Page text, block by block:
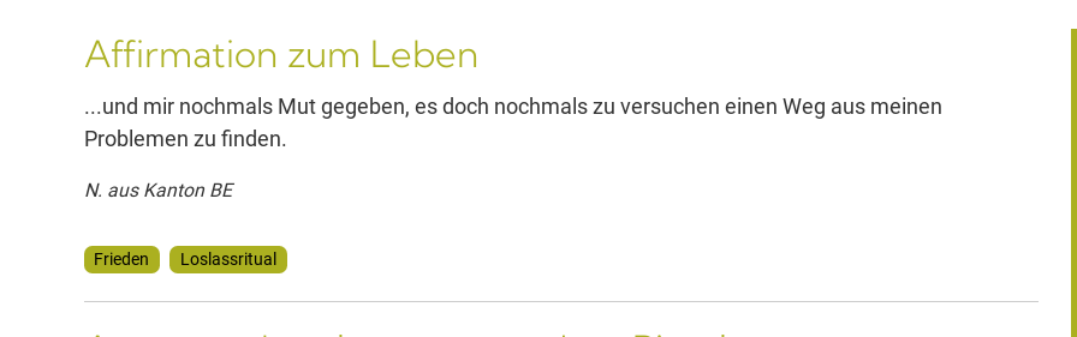
Affirmation zum Leben
...und mir nochmals Mut gegeben, es doch nochmals zu versuchen einen Weg aus meinen
Problemen zu finden.
N. aus Kanton BE
Frieden Loslassritual